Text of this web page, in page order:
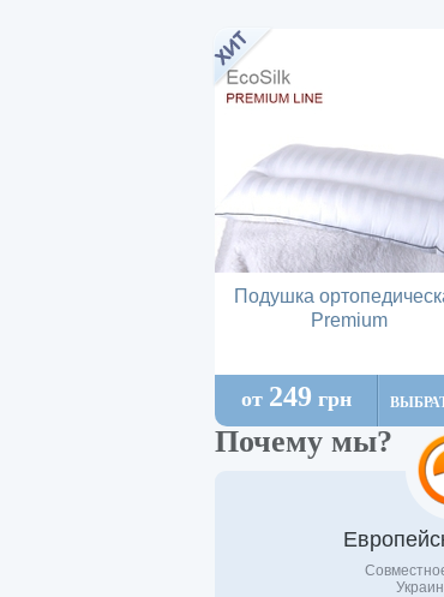
Подушка
Premium
от 249 грн
Почему мы?